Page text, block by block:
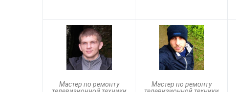
Мастер по ремонту
Мастер по ремонту